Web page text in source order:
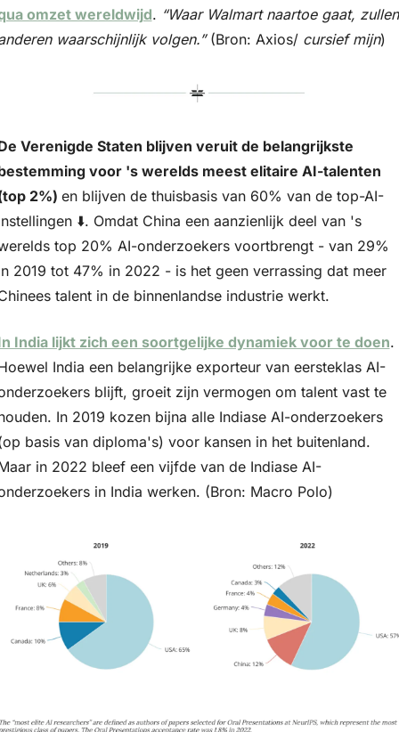
omzet wereldwijd. “Waar Walmart naartoe gaat, zullen
waarschijnlijk volgen.” (Bron: Axios/ cursief mijn)
Verenigde Staten blijven veruit de belangrijkste
voor 's werelds meest elitaire AI-talenten
2%) en blijven de thuisbasis van 60% van de top-AI-
⬇️. Omdat China een aanzienlijk deel van 's
top 20% AI-onderzoekers voortbrengt - van 29%
2019 tot 47% in 2022 - is het geen verrassing dat meer
talent in de binnenlandse industrie werkt.
India lijkt zich een soortgelijke dynamiek voor te doen.
India een belangrijke exporteur van eersteklas AI-
blijft, groeit zijn vermogen om talent vast te
In 2019 kozen bijna alle Indiase AI-onderzoekers
basis van diploma's) voor kansen in het buitenland.
in 2022 bleef een vijfde van de Indiase AI-
in India werken. (Bron: Macro Polo)